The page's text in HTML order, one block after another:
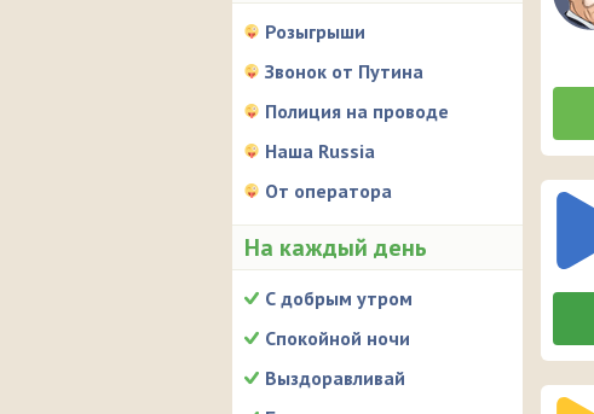
Розыгрыши
Звонок от Путина
Полиция на проводе
Наша Russia
От оператора
На каждый день
С добрым утром
Спокойной ночи
Выздоравливай